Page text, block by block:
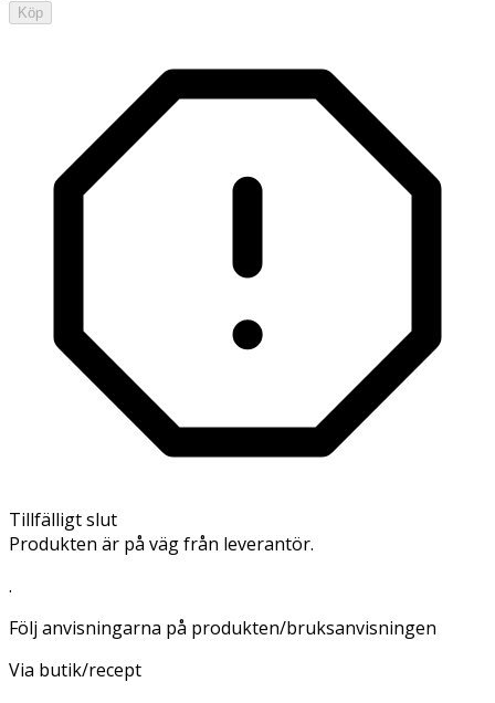
Köp
Tillfälligt slut
Produkten är på väg från leverantör.
.
Följ anvisningarna på produkten/bruksanvisningen
Via butik/recept